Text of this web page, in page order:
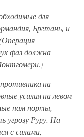
для
Бретань, и
фаз должна
на
усилия на левом
нам порты,
угрозу Руру. На
с силами,